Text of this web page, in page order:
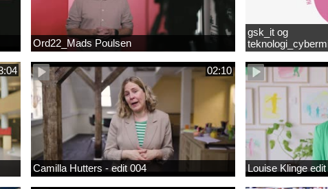
Ord22_Mads Poulsen
gsk_it og
02:10
Camilla Hutters - edit 004 Louise Klinge